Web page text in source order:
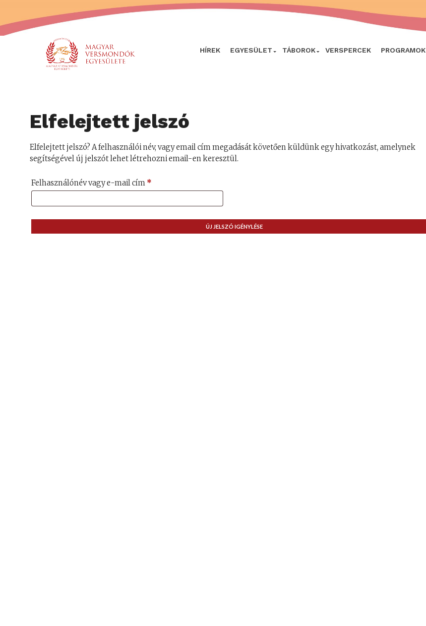
HÍREK EGYESÜLET TÁBOROK VERSPERCEK PROGRAMOK
Elfelejtett jelszó
Elfelejtett jelszó? A felhasználói név, vagy email cím megadását követően küldünk egy hivatkozást, amelynek
segítségével új jelszót lehet létrehozni email-en keresztül.
Felhasználónév vagy e-mail cím *
ÚJ JELSZÓ IGÉNYLÉSE